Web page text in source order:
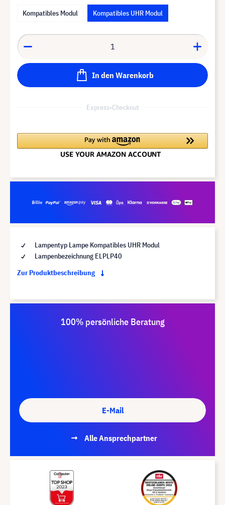
Kompatibles Modul
Kompatibles UHR Modul
In den Warenkorb
Express-Checkout
Lampentyp Lampe Kompatibles UHR Modul
Lampenbezeichnung ELPLP40
Zur Produktbeschreibung
100% persönliche Beratung
E-Mail
Alle Ansprechpartner